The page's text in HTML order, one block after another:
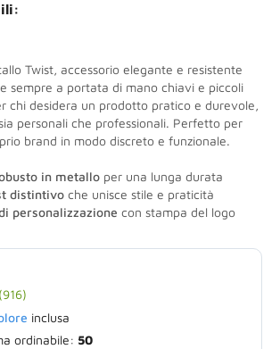
Twist, accessorio elegante e resistente
sempre a portata di mano chiavi e piccoli
chi desidera un prodotto pratico e durevole,
personali che professionali. Perfetto per
brand in modo discreto e funzionale.
in metallo per una lunga durata
distintivo che unisce stile e praticità
personalizzazione con stampa del logo
inclusa
ordinabile: 50